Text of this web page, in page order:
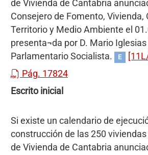
de Vivienda de Cantabria
Consejero de Fomento, Vivienda,
Territorio y Medio Ambiente el
presenta¬da por D. Mario
Parlamentario Socialista.
E
Pág. 17824
Escrito inicial
Si existe un calendario de
construcción de las 250
de Vivienda de Cantabria